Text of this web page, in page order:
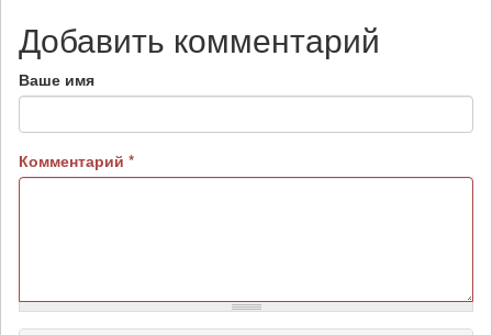
Добавить комментарий
Ваше имя
Комментарий *